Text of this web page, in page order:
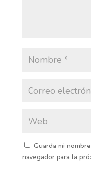
Guarda mi
navegador para la